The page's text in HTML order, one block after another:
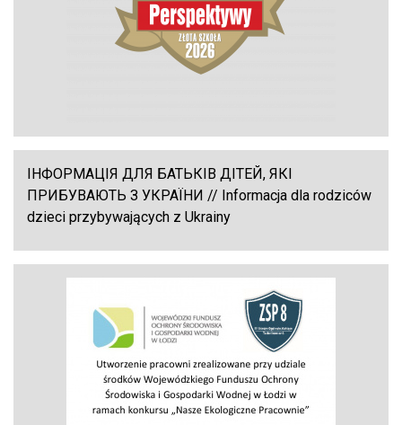
ІНФОРМАЦІЯ ДЛЯ БАТЬКІВ ДІТЕЙ, ЯКІ
ПРИБУВАЮТЬ З УКРАЇНИ // Informacja dla rodziców
dzieci przybywających z Ukrainy